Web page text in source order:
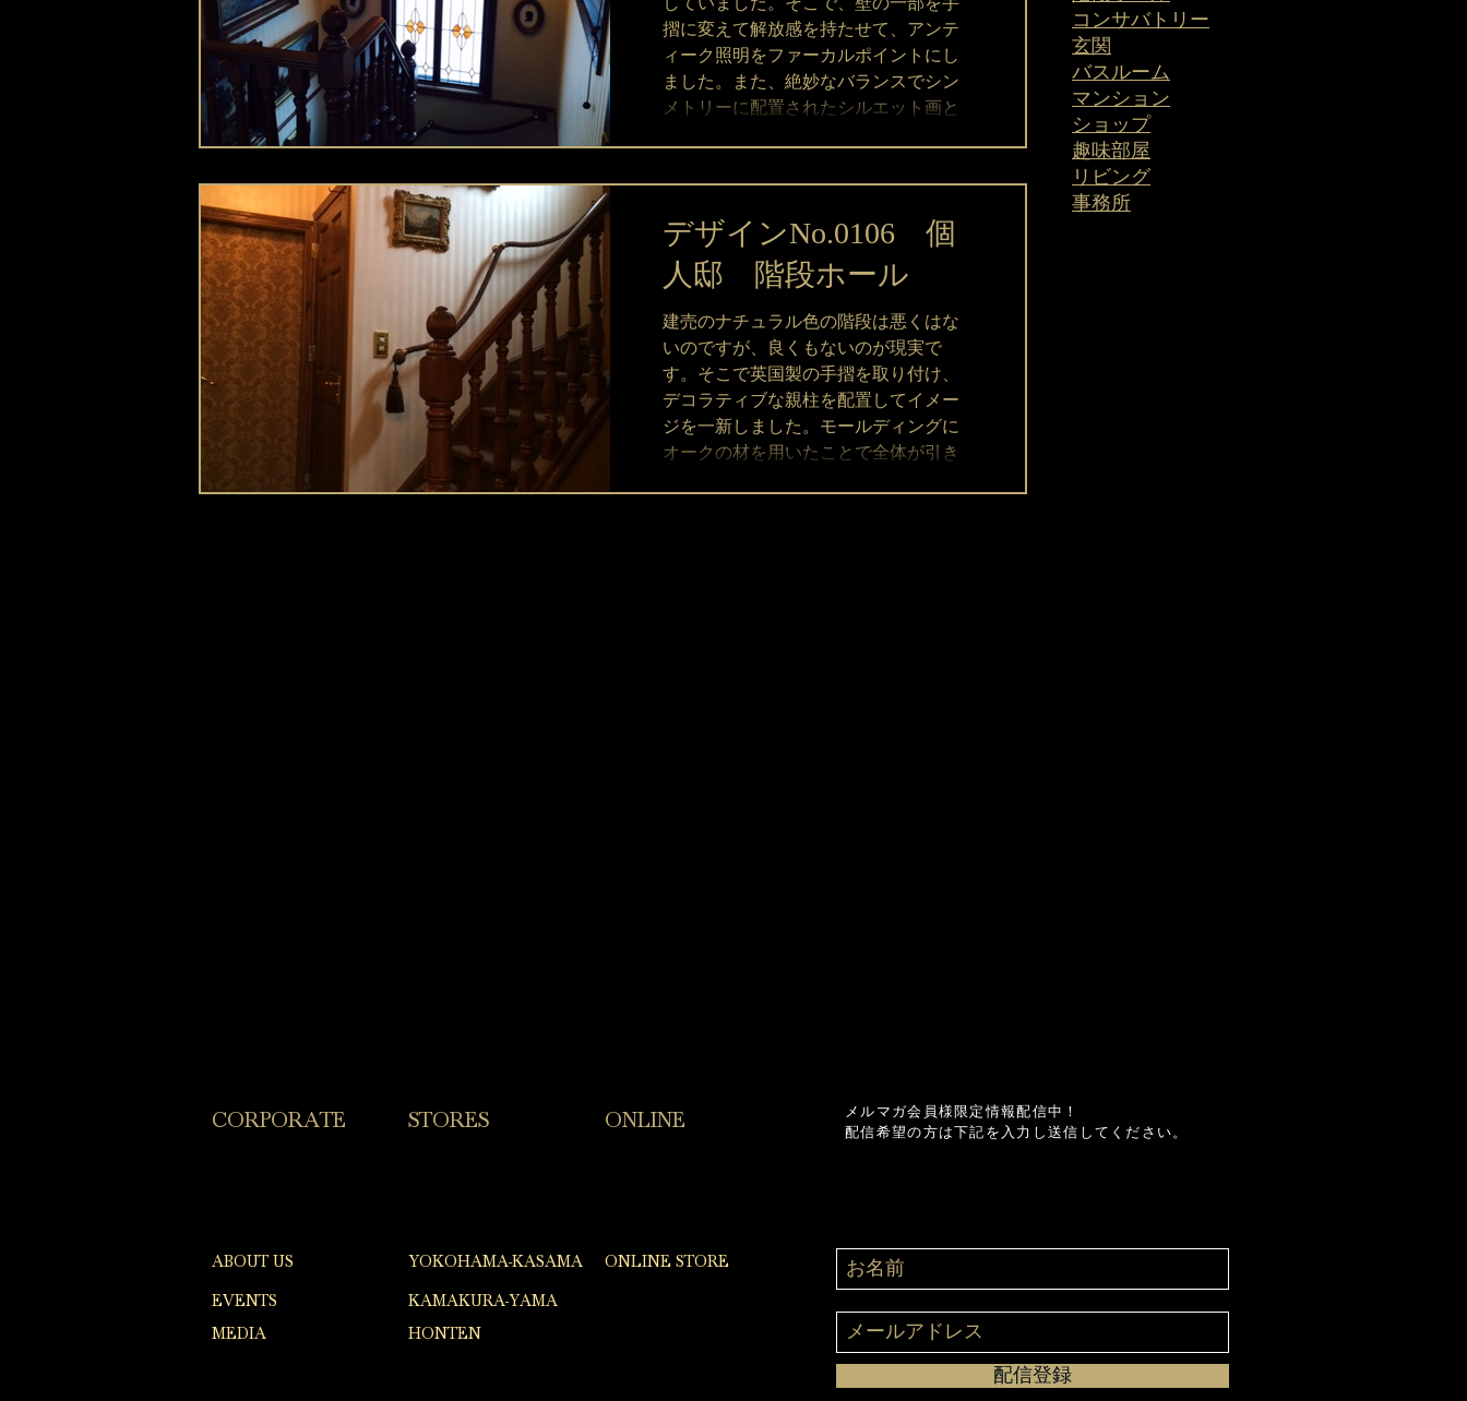
摺に変えて解放感を持たせて、アンテ
ィーク照明をファーカルポイントにし
ました。また、絶妙なバランスでシン
メトリーに配置されたシルエット画と
す。...
デザインNo.0106 個
人邸 階段ホール
建売のナチュラル色の階段は悪くはな
いのですが、良くもないのが現実で
す。そこで英国製の手摺を取り付け、
デコラティブな親柱を配置してイメー
ジを一新しました。モールディングに
オークの材を用いたことで全体が引き
コンサバトリー
玄関
バスルーム
マンション
ショップ
趣味部屋
リビング
​事務所
​CORPORATE ​STORES ONLINE
メルマガ会員様限定情報配信中！
配信希望の方は下記を入力し送信してください。
ABOUT US
EVENTS
MEDIA
YOKOHAMA-KASAMA ONLINE STORE
KAMAKURA-YAMA
HONTEN
配信登録